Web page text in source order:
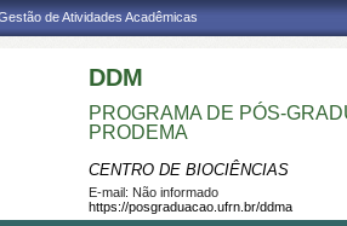
de Atividades Acadêmicas
DDM
PROGRAMA DE PÓS-
PRODEMA
CENTRO DE BIOCIÊNCIAS
E-mail: Não informado
https://posgraduacao.ufrn.br/ddma